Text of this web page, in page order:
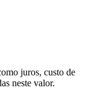
juros, custo de
neste valor.